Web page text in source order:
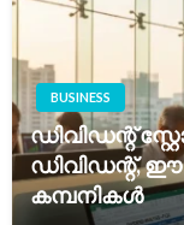
BUSINESS
ഡിവിഡന്റ്
ഡിവിഡന്റ്, ഈ
കമ്പനികൾ